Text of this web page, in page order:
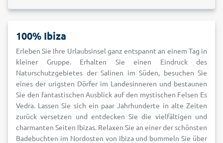
100% Ibiza
Erleben Sie Ihre Urlaubsinsel ganz entspannt an einem Tag in
kleiner Gruppe. Erhalten Sie einen Eindruck des
Naturschutzgebietes der Salinen im Süden, besuchen Sie
eines der urigsten Dörfer im Landesinneren und bestaunen
Sie den fantastischen Ausblick auf den mystischen Felsen Es
Vedra. Lassen Sie sich ein paar Jahrhunderte in alte Zeiten
zurück versetzen und entdecken Sie die vielfältigen und
charmanten Seiten Ibizas. Relaxen Sie an einer der schönsten
Badebuchten im Nordosten von Ibiza und bummeln Sie über